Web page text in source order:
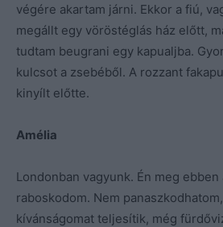
végére akartam járni. Ekkor a fiú,
megállt egy vöröstéglás ház előtt,
tudtam beugrani egy kapualjba.
kulcsot a zsebéből. A rozzant
kinyílt előtte.
Amélia
Londonban vagyunk. Én meg
raboskodom. Nem
kívánságomat teljesítik, még